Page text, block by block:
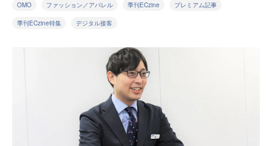
OMO ファッション／アパレル 季刊ECzine プレミアム記事
季刊ECzine特集 デジタル接客